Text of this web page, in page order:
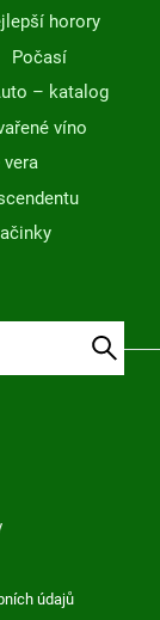
horory
Počasí
– katalog
víno
údajů